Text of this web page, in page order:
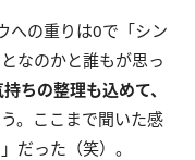
への重りは0で「シン
なのかと誰もが思っ
持ちの整理も込めて、
。ここまで聞いた感
だった（笑）。